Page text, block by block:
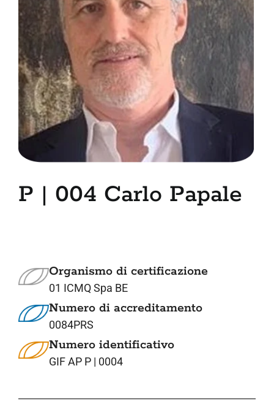
7. Contatti
English
P | 004 Carlo Papale
Organismo di certificazione
01 ICMQ Spa BE
Numero di accreditamento
0084PRS
Numero identificativo
GIF AP P | 0004